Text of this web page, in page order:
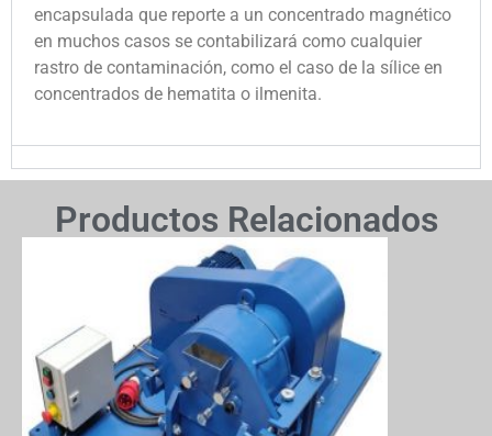
encapsulada que reporte a un concentrado magnético
en muchos casos se contabilizará como cualquier
rastro de contaminación, como el caso de la sílice en
concentrados de hematita o ilmenita.
Productos Relacionados